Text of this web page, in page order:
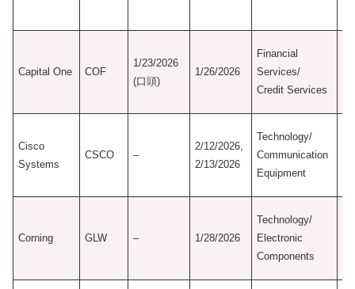
Capital One COF
1/23/2026
(口頭)
1/26/2026
Financial
Services/
Credit Services
Cisco
Systems
CSCO –
2/12/2026,
2/13/2026
Technology/
Communication
Equipment
Corning GLW – 1/28/2026
Technology/
Electronic
Components